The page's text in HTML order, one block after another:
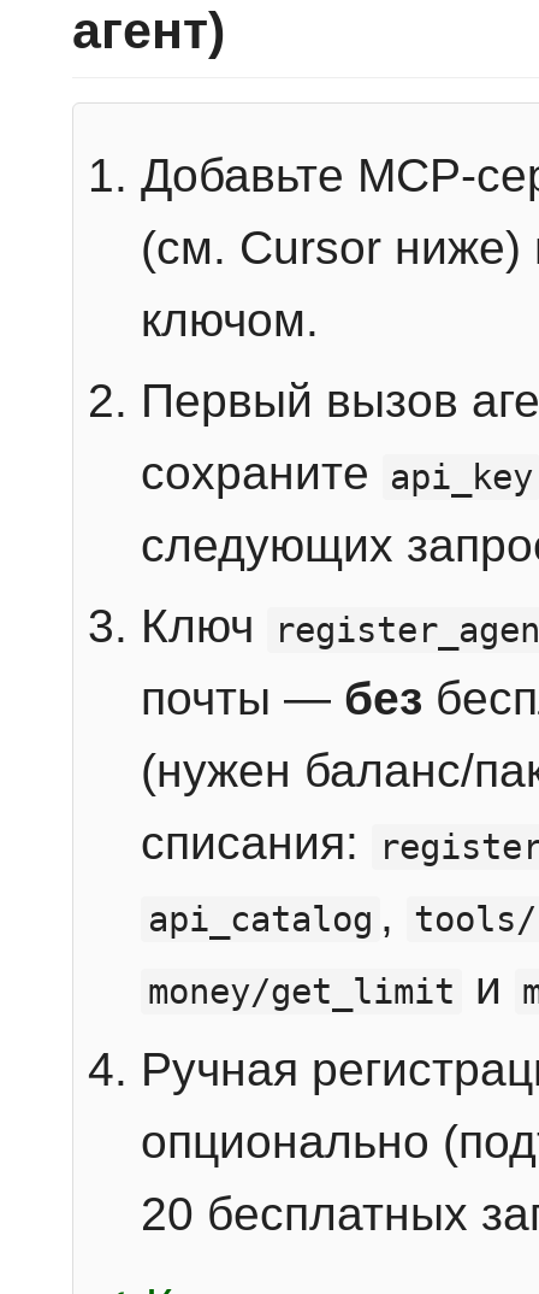
агент)
Добавьте MCP-
(см. Cursor ниже)
ключом.
Первый вызов
сохраните
api_key
следующих
Ключ
почты — без
(нужен баланс/
списания:
api_catalog ,
money/get_limit
и
Ручная
опционально
20 бесплатных